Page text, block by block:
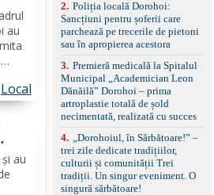
au
Local
au
reglaj lombar electric
pentru șofer și pasager
Volan multifuncțional
îmbrăcat în piele, cu
treptelor Adaptive cruise
control, asistent
schimbare bandă și
menținere bandă Faruri
bi-xenon adaptive cu
funcție Cornering,
asistent fază lungă
automată , lumini de zi
LED, proiectoare ceață
LED, spălătoare faruri
2. Poliția locală Dorohoi:
Sancțiuni pentru șoferii care
parchează pe trecerile de pietoni
sau în apropierea acestora
3. Premieră medicală la Spitalul
Municipal „Academician Leon
Dănăilă” Dorohoi – prima
artroplastie totală de șold
necimentată, realizată cu succes
4.
„Dorohoiul, în Sărbătoare!” –
trei zile dedicate tradițiilor,
culturii și comunității Trei
tradiții. Un singur eveniment. O
singură sărbătoare!